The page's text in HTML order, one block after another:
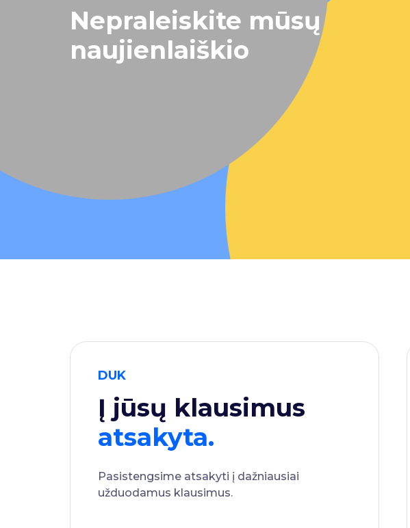
Nepraleiskite mūsų
naujienlaiškio
DUK
Į jūsų klausimus
atsakyta.
Pasistengsime atsakyti į dažniausiai
užduodamus klausimus.